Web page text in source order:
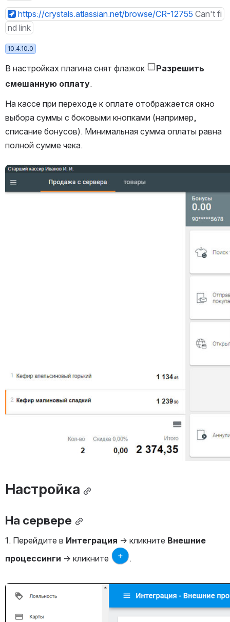
https://crystals.atlassian.net/browse/CR-12755 Can't fi
nd link
10.4.10.0
В настройках плагина снят флажок
Разрешить
смешанную оплату.
На кассе при переходе к оплате отображается окно
выбора суммы с боковыми кнопками (например,
списание бонусов). Минимальная сумма оплаты равна
полной сумме чека.
Открыть файл «»
Настройка
На сервере
1. Перейдите в Интеграция → кликните Внешние
процессинги → кликните .
Открыть файл «»